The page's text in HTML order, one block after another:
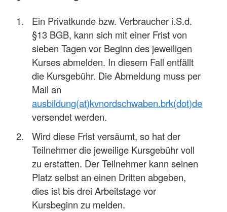
Ein Privatkunde bzw. Verbraucher i.S.d.
§13 BGB, kann sich mit einer Frist von
sieben Tagen vor Beginn des jeweiligen
Kurses abmelden. In diesem Fall entfällt
die Kursgebühr. Die Abmeldung muss per
Mail an
ausbildung(at)kvnordschwaben.brk(dot)de
versendet werden.
Wird diese Frist versäumt, so hat der
Teilnehmer die jeweilige Kursgebühr voll
zu erstatten. Der Teilnehmer kann seinen
Platz selbst an einen Dritten abgeben,
dies ist bis drei Arbeitstage vor
Kursbeginn zu melden.